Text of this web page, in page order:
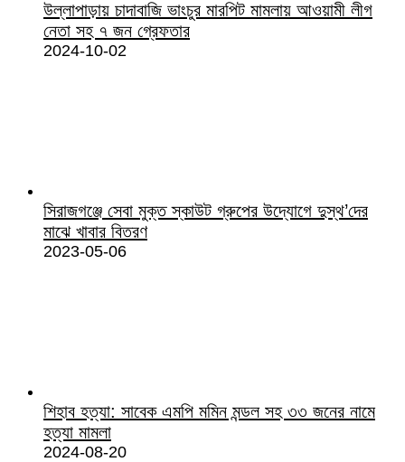
উল্লাপাড়ায় চাদাবাজি ভাংচুর মারপিট মামলায় আওয়ামী লীগ
নেতা সহ ৭ জন গ্রেফতার
2024-10-02
সিরাজগঞ্জে সেবা মুক্ত স্কাউট গ্রুপের উদ্যোগে দুস্থ’দের
মাঝে খাবার বিতরণ
2023-05-06
শিহাব হত্যা: সাবেক এমপি মমিন মন্ডল সহ ৩৩ জনের নামে
হত্যা মামলা
2024-08-20